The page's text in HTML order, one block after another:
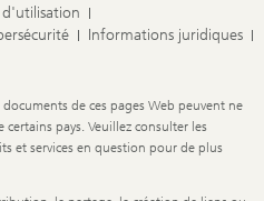
Informations juridiques
de ces pages Web peuvent ne
pays. Veuillez consulter les
et services en question pour de plus